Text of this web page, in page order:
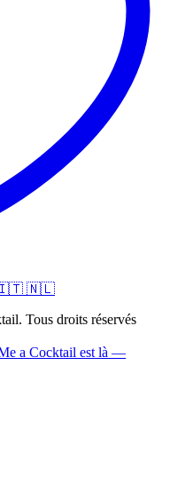
🇳🇱
Tous droits réservés
a Cocktail est là —